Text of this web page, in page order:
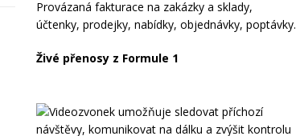
Provázaná fakturace na zakázky a sklady,
účtenky, prodejky, nabídky, objednávky, poptávky.
Živé přenosy z Formule 1